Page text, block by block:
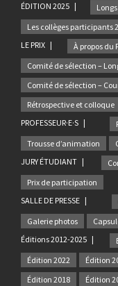
ÉDITION 2025
Les collèges participants
LE PRIX
À propos du
Comité de sélection –
Comité de sélection –
Rétrospective et colloque
PROFESSEUR·E·S
Trousse d’animation
JURY ÉTUDIANT
Prix de participation
SALLE DE PRESSE
Galerie photos
Éditions 2012-2025
Édition 2022
Édition
Édition 2018
Édition